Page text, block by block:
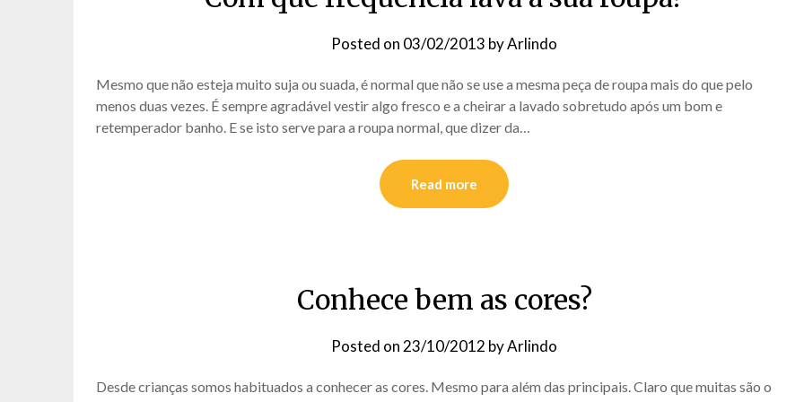
Posted on 03/02/2013 byArlindo
Mesmo que não esteja muito suja ou suada, é normal que não se use a mesma peça de roupa mais do que pelo
menos duas vezes. É sempre agradável vestir algo fresco e a cheirar a lavado sobretudo após um bom e
retemperador banho. E se isto serve para a roupa normal, que dizer da…
Read more
Conhece bem as cores?
Posted on 23/10/2012 byArlindo
Desde crianças somos habituados a conhecer as cores. Mesmo para além das principais. Claro que muitas são o